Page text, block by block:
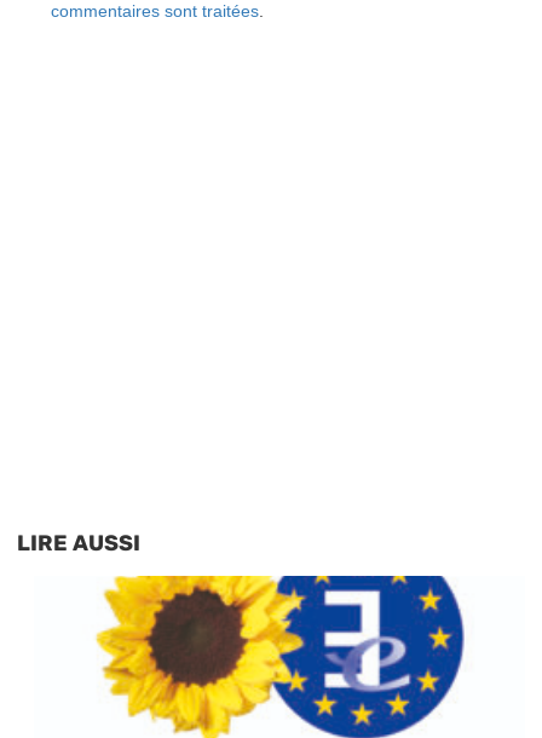
commentaires sont traitées
LIRE AUSSI